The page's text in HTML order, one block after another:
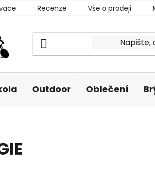
Recenze Vše o prodeji
Outdoor Oblečení